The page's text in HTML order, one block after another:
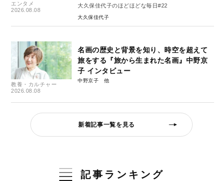
エンタメ
2026.08.08
大久保佳代子のほどほどな毎日#22
大久保佳代子
教養・カルチャー
2026.08.08
名画の歴史と背景を知り、時空を超えて
旅をする『旅から生まれた名画』中野京
子 インタビュー
中野京子
新着記事一覧を見る
記事ランキング